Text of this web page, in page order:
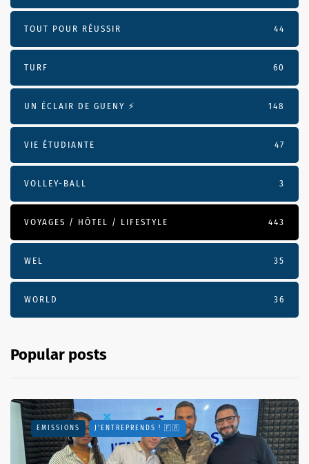
TOUT POUR RÉUSSIR 44
TURF 60
UN ÉCLAIR DE GUENY ⚡️ 148
VIE ÉTUDIANTE 47
VOLLEY-BALL 3
VOYAGES / HÔTEL / LIFESTYLE 443
WEL 35
WORLD 36
Popular posts
EMISSIONS J'ENTREPRENDS ! 🇫🇷